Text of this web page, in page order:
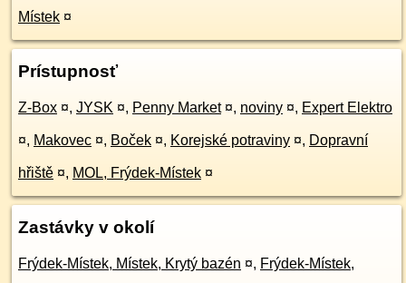
Místek ¤
Prístupnosť
Z-Box ¤, JYSK ¤, Penny Market ¤, noviny ¤, Expert Elektro
¤, Makovec ¤, Boček ¤, Korejské potraviny ¤, Dopravní
hřiště ¤, MOL, Frýdek-Místek ¤
Zastávky v okolí
Frýdek-Místek, Místek, Krytý bazén ¤, Frýdek-Místek,